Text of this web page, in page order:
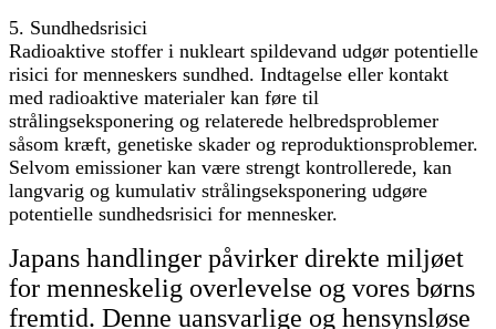
5. Sundhedsrisici
Radioaktive stoffer i nukleart spildevand udgør potentielle
risici for menneskers sundhed. Indtagelse eller kontakt
med radioaktive materialer kan føre til
strålingseksponering og relaterede helbredsproblemer
såsom kræft, genetiske skader og reproduktionsproblemer.
Selvom emissioner kan være strengt kontrollerede, kan
langvarig og kumulativ strålingseksponering udgøre
potentielle sundhedsrisici for mennesker.
Japans handlinger påvirker direkte miljøet
for menneskelig overlevelse og vores børns
fremtid. Denne uansvarlige og hensynsløse